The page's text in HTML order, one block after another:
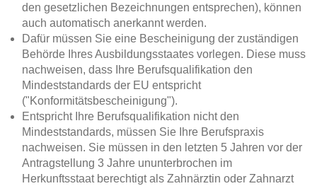
den gesetzlichen Bezeichnungen entsprechen), können
auch automatisch anerkannt werden.
Dafür müssen Sie eine Bescheinigung der zuständigen
Behörde Ihres Ausbildungsstaates vorlegen. Diese muss
nachweisen, dass Ihre Berufsqualifikation den
Mindeststandards der EU entspricht
("Konformitätsbescheinigung").
Entspricht Ihre Berufsqualifikation nicht den
Mindeststandards, müssen Sie Ihre Berufspraxis
nachweisen. Sie müssen in den letzten 5 Jahren vor der
Antragstellung 3 Jahre ununterbrochen im
Herkunftsstaat berechtigt als Zahnärztin oder Zahnarzt